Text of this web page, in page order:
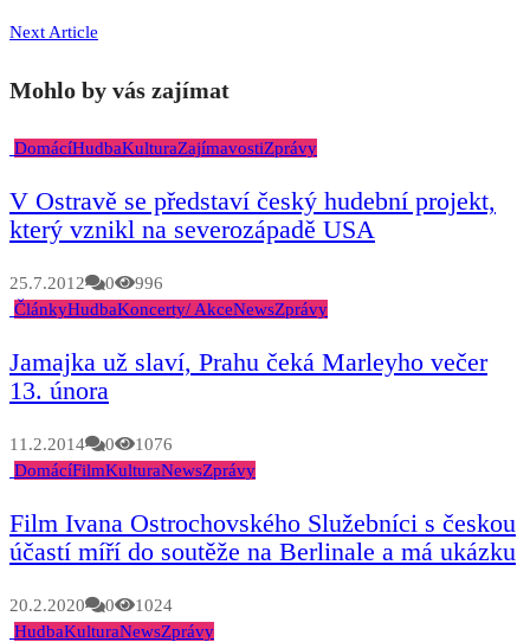
Next Article
Mohlo by vás zajímat
DomácíHudbaKulturaZajímavostiZprávy
V Ostravě se představí český hudební projekt,
který vznikl na severozápadě USA
25.7.2012 0
996
ČlánkyHudbaKoncerty/ AkceNewsZprávy
Jamajka už slaví, Prahu čeká Marleyho večer
13. února
11.2.2014 0
1076
DomácíFilmKulturaNewsZprávy
Film Ivana Ostrochovského Služebníci s českou
účastí míří do soutěže na Berlinale a má ukázku
20.2.2020 0
1024
HudbaKulturaNewsZprávy